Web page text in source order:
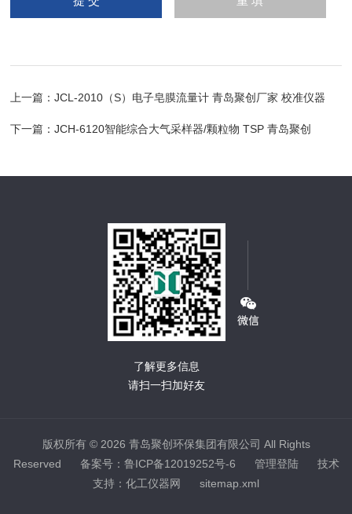
上一篇：JCL-2010（S）电子皂膜流量计 青岛聚创厂家 校准仪器
下一篇：JCH-6120智能综合大气采样器/颗粒物 TSP 青岛聚创
了解更多信息
请扫一扫加好友
版权所有 © 2026 青岛聚创环保集团有限公司 All Rights
Reserved 备案号：鲁ICP备12019252号-6 管理登陆技术
支持： 化工仪器网 sitemap.xml